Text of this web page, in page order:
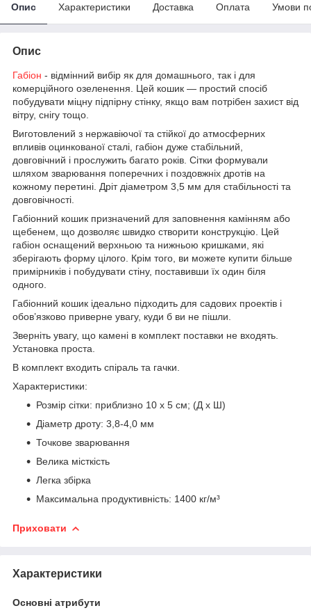
Опис Характеристики Доставка Оплата Умови
Опис
Габіон - відмінний вибір як для домашнього, так і для
комерційного озеленення. Цей кошик — простий спосіб
побудувати міцну підпірну стінку, якщо вам потрібен захист від
вітру, снігу тощо.
Виготовлений з нержавіючої та стійкої до атмосферних
впливів оцинкованої сталі, габіон дуже стабільний,
довговічний і прослужить багато років. Сітки формували
шляхом зварювання поперечних і поздовжніх дротів на
кожному перетині. Дріт діаметром 3,5 мм для стабільності та
довговічності.
Габіонний кошик призначений для заповнення камінням або
щебенем, що дозволяє швидко створити конструкцію. Цей
габіон оснащений верхньою та нижньою кришками, які
зберігають форму цілого. Крім того, ви можете купити більше
примірників і побудувати стіну, поставивши їх один біля
одного.
Габіонний кошик ідеально підходить для садових проектів і
обов’язково приверне увагу, куди б ви не пішли.
Зверніть увагу, що камені в комплект поставки не входять.
Установка проста.
В комплект входить спіраль та гачки.
Характеристики:
Розмір сітки: приблизно 10 x 5 см; (Д x Ш)
Діаметр дроту: 3,8-4,0 мм
Точкове зварювання
Велика місткість
Легка збірка
Максимальна продуктивність: 1400 кг/м³
Приховати
Характеристики
Основні атрибути